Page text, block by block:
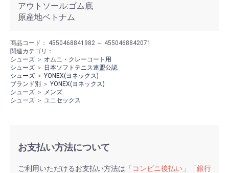
アウトソール:ゴム底
原産地ベトナム
商品コード： 4550468841982 ～ 4550468842071
関連カテゴリ：
シューズ ＞ オムニ・クレーコート用
シューズ ＞ 日本ソフトテニス連盟公認
シューズ ＞ YONEX(ヨネックス)
ブランド別
＞ YONEX(ヨネックス)
シューズ ＞ メンズ
シューズ ＞ ユニセックス
お支払い方法について
ご利用いただけるお支払い方法は 「コンビニ後払い」「銀行